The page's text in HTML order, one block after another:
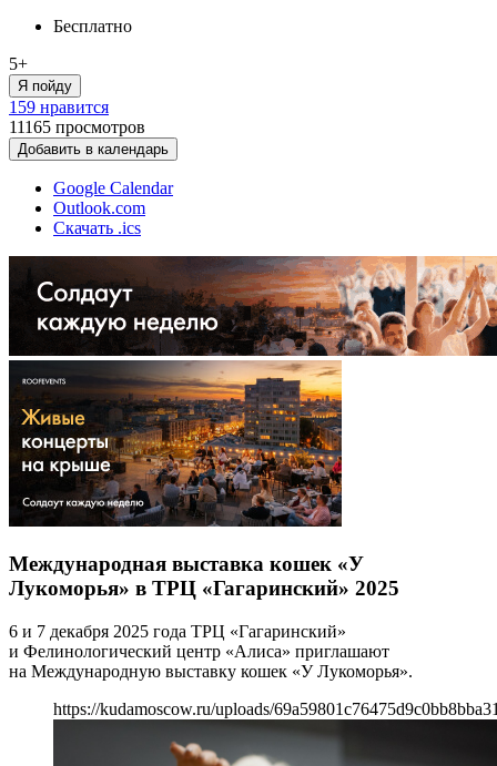
Бесплатно
5+
Я пойду
159 нравится
11165 просмотров
Добавить в календарь
Google Calendar
Outlook.com
Скачать .ics
Международная выставка кошек «У
Лукоморья» в ТРЦ «Гагаринский» 2025
6 и 7 декабря 2025 года ТРЦ «Гагаринский»
и Фелинологический центр «Алиса» приглашают
на Международную выставку кошек «У Лукоморья».
https://kudamoscow.ru/uploads/